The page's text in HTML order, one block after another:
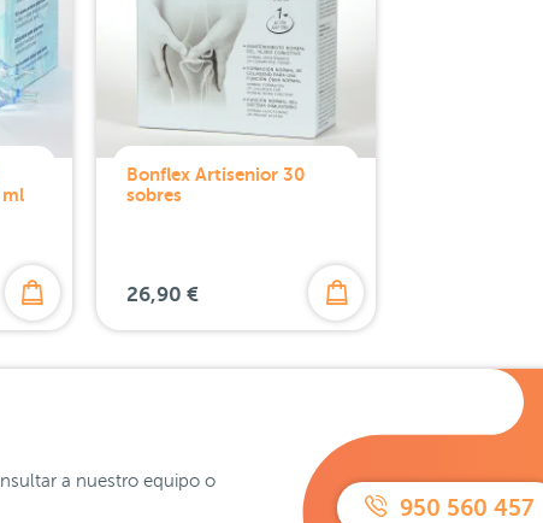
ml
Bonflex Artisenior 30
sobres
26,90 €
a nuestro equipo o
950 560 457